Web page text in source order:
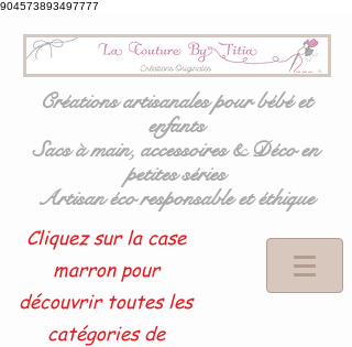
904573893497777
Créations artisanales pour bébé et
enfants
Sacs à main, accessoires & Déco en
petites séries
Artisan éco responsable et éthique
Cliquez sur la case
marron pour
découvrir toutes les
catégories de